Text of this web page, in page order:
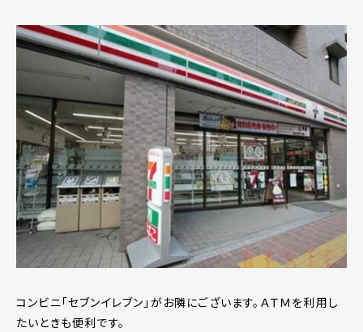
コンビニ「セブンイレブン」がお隣にございます。ＡＴＭを利用し
たいときも便利です。